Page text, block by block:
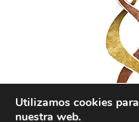
Utilizamos cookies
nuestra web.